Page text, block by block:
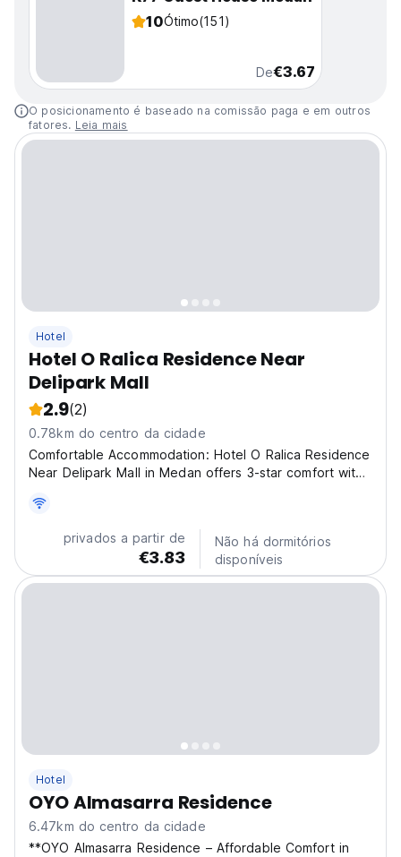
10Ótimo(151)
De€3.67
O posicionamento é baseado na comissão paga e em outros
fatores. Leia mais
Hotel
Hotel O Ralica Residence Near
Delipark Mall
2.9(2)
0.78km do centro da cidade
Comfortable Accommodation: Hotel O Ralica Residence
Near Delipark Mall in Medan offers 3-star comfort with
clean and welcoming environment. Convenient
Location: Situated 24 km from Kualanamu International...
privados a partir de
€3.83
Não há dormitórios
disponíveis
Hotel
OYO Almasarra Residence
6.47km do centro da cidade
**OYO Almasarra Residence – Affordable Comfort in